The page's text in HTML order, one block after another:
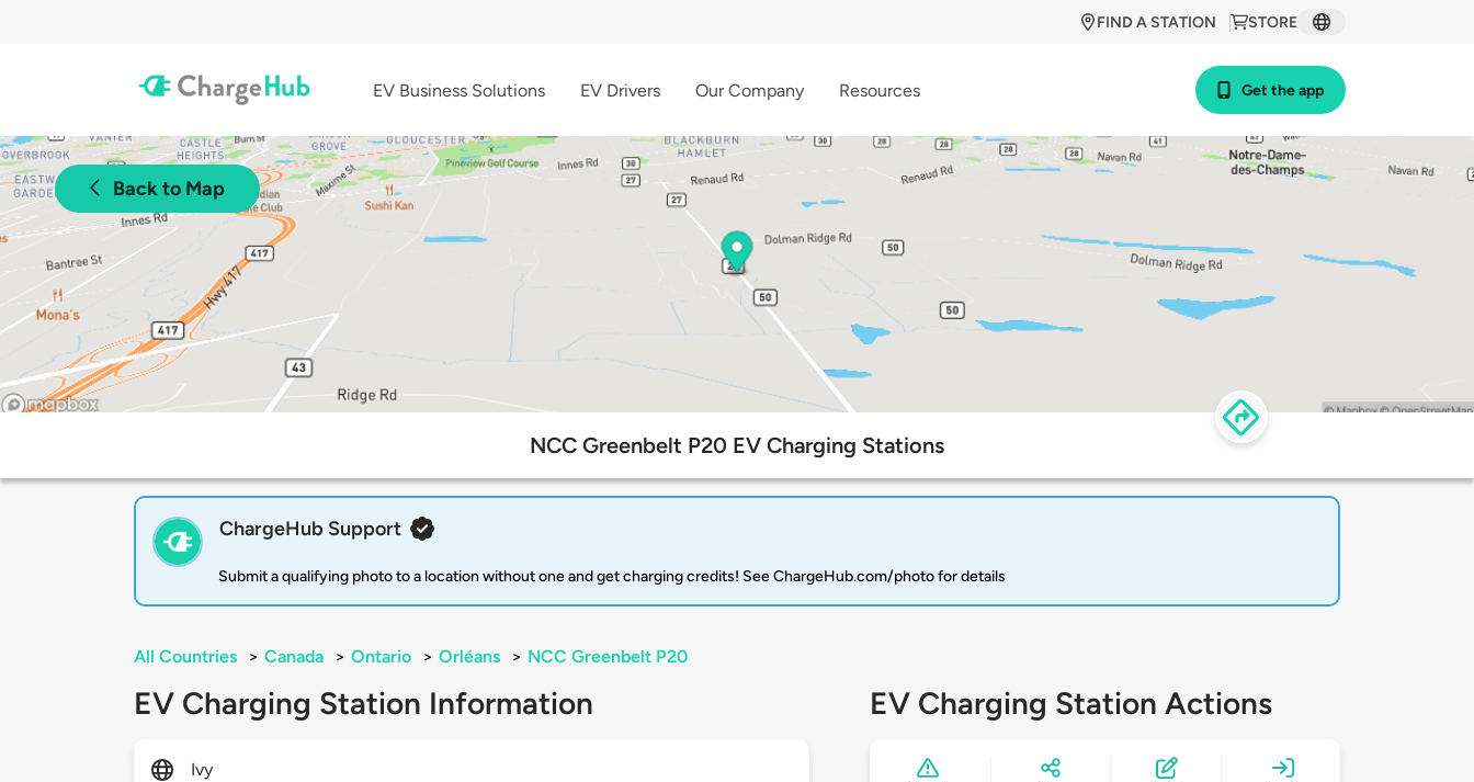
STORE
FIND A STATION
EV Business Solutions EV Drivers Our Company Resources Get the app
Back to Map
NCC Greenbelt P20 EV Charging Stations
ChargeHub Support
Submit a qualifying photo to a location without one and get charging credits! See ChargeHub.com/photo for details
All Countries > Canada > Ontario > Orléans > NCC Greenbelt P20
EV Charging Station Information
Ivy
EV Charging Station Actions